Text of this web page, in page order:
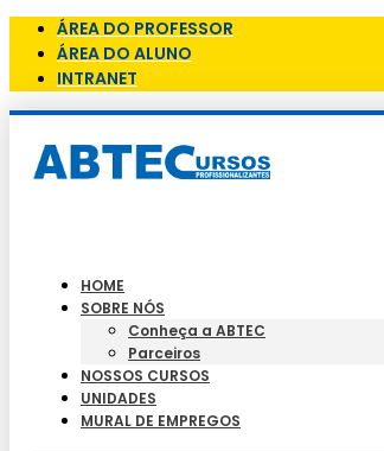
ÁREA DO PROFESSOR
ÁREA DO ALUNO
INTRANET
HOME
SOBRE NÓS
Conheça a ABTEC
Parceiros
NOSSOS CURSOS
UNIDADES
MURAL DE EMPREGOS